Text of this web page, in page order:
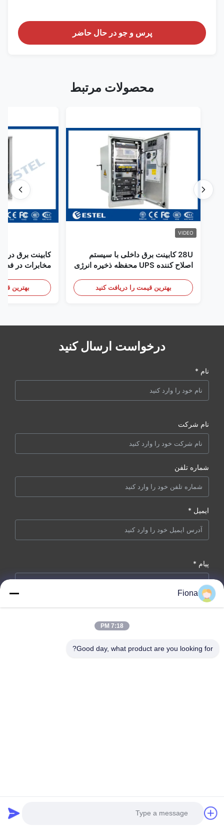
پرس و جو در حال حاضر
محصولات مرتبط
VIDEO
28U کابینت برق داخلی با سیستم
اصلاح کننده UPS محفظه ذخیره انرژی
بهترین قیمت را دریافت کنید
کابینت برق در
مخابرات در
بهترین
درخواست ارسال کنید
نام *
نام شرکت
شماره تلفن
ایمیل *
پیام *
محصولات
Fiona
7:18 PM
Good day, what product are you looking for?